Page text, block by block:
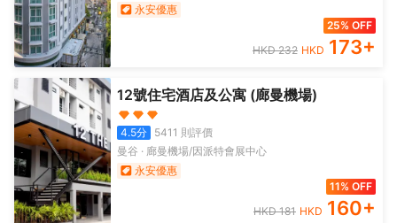
永安優惠
25% OFF
HKD232 HKD 173+
12號住宅酒店及公寓 (廊曼機場)
4.5分 5411 則評價
曼谷 · 廊曼機場/因派特會展中心
永安優惠
11% OFF
HKD181 HKD 160+